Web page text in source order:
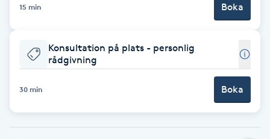
Bottenfärg
Brynformning
Brynplockning
15 min Boka
Konsultation på plats - personlig
rådgivning
30 min Boka